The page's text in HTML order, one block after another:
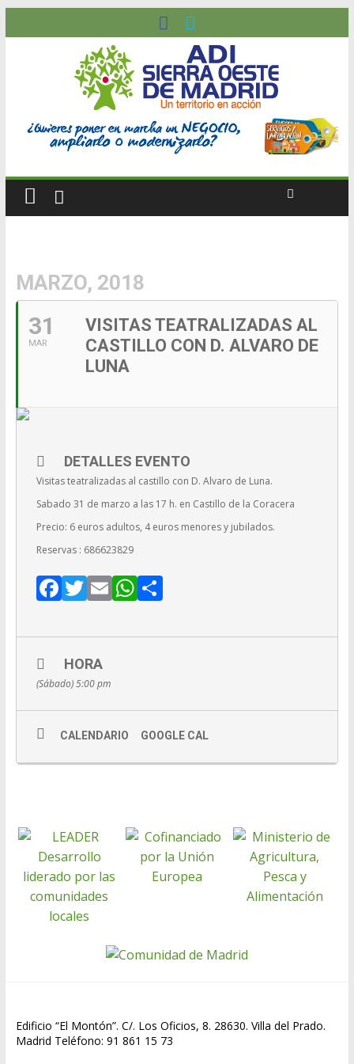
MARZO, 2018
31
MAR
VISITAS TEATRALIZADAS AL
CASTILLO CON D. ALVARO DE
LUNA
DETALLES EVENTO
Visitas teatralizadas al castillo con D. Alvaro de Luna.
Sabado 31 de marzo a las 17 h. en Castillo de la Coracera
Precio: 6 euros adultos, 4 euros menores y jubilados.
Reservas : 686623829
F
e
b
o
o
k
T
itt
er
E
ai
W
at
p
p
C
m
ti
r
HORA
(Sábado) 5:00 pm
CALENDARIO GOOGLE CAL
Edificio “El Montón”. C/. Los Oficios, 8. 28630. Villa del Prado.
Madrid Teléfono: 91 861 15 73